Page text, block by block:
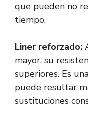
que pueden no
tiempo.
Liner reforzado:
mayor, su
superiores. Es
puede resultar
sustituciones